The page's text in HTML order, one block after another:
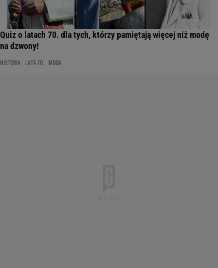
Quiz o latach 70. dla tych, którzy pamiętają więcej niż modę
na dzwony!
HISTORIA LATA 70. MODA